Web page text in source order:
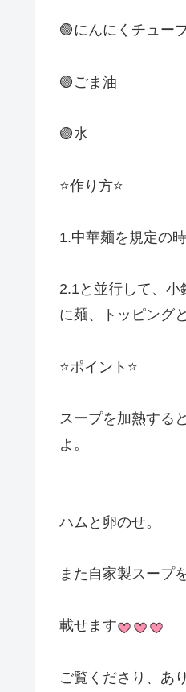
🟢にんにくチュー
🟢ごま油 大
🟢水
⭐️作り方⭐️
1.中華麺を規定の
2.1と並行して、
に麺、トッピング
⭐️ポイント⭐️
スープを加熱する
よ。
ハムと卵のせ。
また自家製スープ
載せます
ご覧くださり、あ